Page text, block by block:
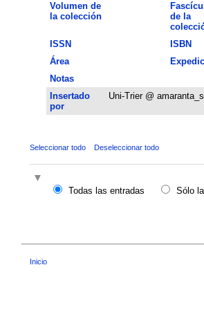
Volumen de
la colección
de la
ISSN
ISBN
Área
Notas
Insertado
por
Uni-Trier @
Seleccionar todo Deseleccionar todo
Todas las entradas
Sólo
Inicio